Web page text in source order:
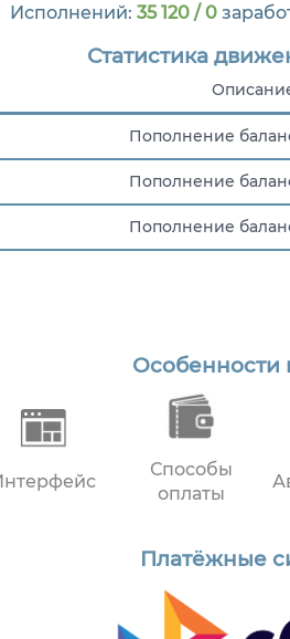
Исполнений: 35 120 / 0
Статистика
Пополнение
Пополнение
Пополнение
Особенности
Способы
оплаты
Платёжные